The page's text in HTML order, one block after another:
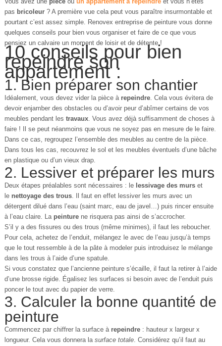
pas bricoleur ? A première vue cela peut vous paraître insurmontable et
pourtant c’est assez simple. Renovex entreprise de peinture vous donne
quelques conseils pour bien vous organiser et faire de ce que vous
pensiez un calvaire un moment de loisir et de détente !
10 conseils pour bien
repeindre son
appartement :
1. Bien préparer son chantier
Idéalement, vous devez vider la pièce à repeindre. Cela vous évitera de
devoir enjamber des obstacles ou d’avoir peur d’abîmer certains de vos
meubles pendant les travaux. Vous avez déjà suffisamment de choses à
faire ! Il se peut néanmoins que vous ne soyez pas en mesure de le faire.
Dans ce cas, regroupez l’ensemble des meubles au centre de la pièce.
Dans tous les cas, recouvrez le sol et les meubles éventuels d’une bâche
en plastique ou d’un vieux drap.
2. Lessiver et préparer les murs
Deux étapes préalables sont nécessaires : le lessivage des murs et
le nettoyage des trous. Il faut en effet lessiver les murs avec un
détergent dilué dans l’eau (saint marc, eau de javel…) puis rincer ensuite
à l’eau claire. La peinture ne risquera pas ainsi de s’accrocher.
S’il y a des fissures ou des trous (même minimes), il faut les reboucher.
Pour cela, achetez de l’enduit, mélangez le avec de l’eau jusqu’à temps
que le tout ressemble à de la pâte à modeler puis introduisez le mélange
dans les trous à l’aide d’une spatule.
Si vous constatez que l’ancienne peinture s’écaille, il faut la retirer à l’aide
d’une brosse rigide. Égalisez les surfaces si besoin avec de l’enduit puis
poncer le tout avec du papier de verre.
3. Calculer la bonne quantité de
peinture
Commencez par chiffrer la surface à repeindre : hauteur x largeur x
longueur. Cela vous donnera la surface totale. Considérez qu’il faut au